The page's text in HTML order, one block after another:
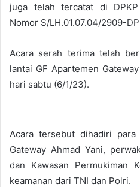
juga telah tercatat di
Nomor S/LH.01.07.04/2909-
Acara serah terima telah
lantai GF Apartemen
hari sabtu (6/1/23).
Acara tersebut dihadiri
Gateway Ahmad Yani,
dan Kawasan Permukiman
keamanan dari TNI dan Polri.